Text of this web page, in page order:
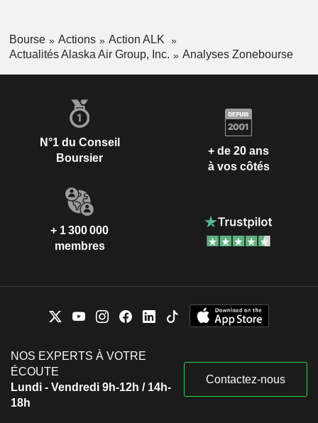
Bourse Actions
Action ALK
Actualités Alaska Air Group, Inc.
Analyses Zonebourse
N°1 du Conseil
Boursier
+ de 20 ans
à vos côtés
+ 1 300 000
membres
NOS EXPERTS À VOTRE
ÉCOUTE
Lundi - Vendredi 9h-12h / 14h-
18h
Contactez-nous